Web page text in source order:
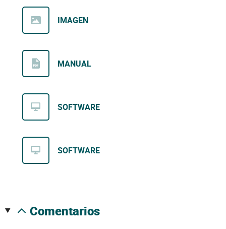
IMAGEN
MANUAL
SOFTWARE
SOFTWARE
comentarios